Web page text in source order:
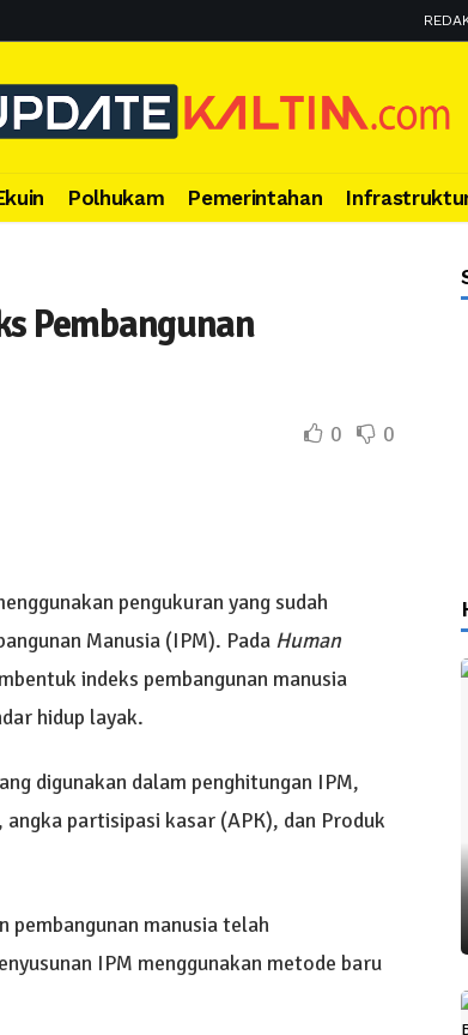
Polhukam Pemerintahan
Pembangunan
0 0
pengukuran yang sudah
Manusia (IPM). Pada Human
indeks pembangunan manusia
hidup layak.
digunakan dalam penghitungan IPM,
partisipasi kasar (APK), dan Produk
manusia telah
IPM menggunakan metode baru